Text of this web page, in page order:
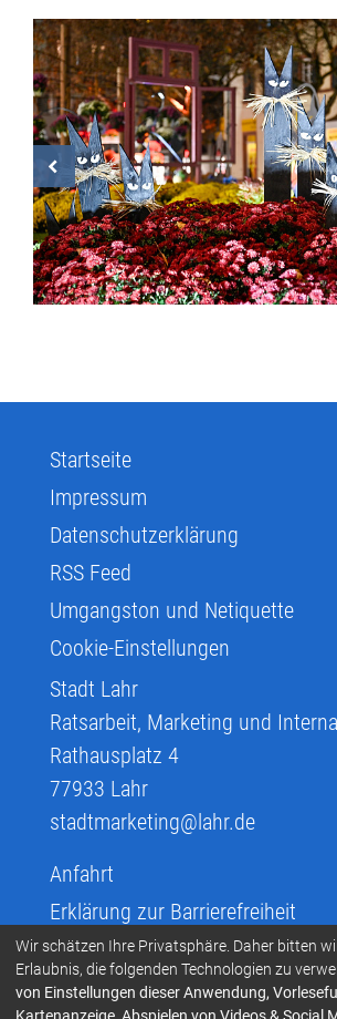
Startseite
Impressum
Datenschutzerklärung
RSS Feed
Umgangston und Netiquette
Cookie-Einstellungen
Stadt Lahr
Ratsarbeit, Marketing und
Rathausplatz 4
77933 Lahr
stadtmarketing@lahr.de
Anfahrt
Erklärung zur Barrierefreiheit
Infos zur Barrierefreiheit
Infos in Leichter Sprache
Wir schätzen Ihre Privatsphäre. Daher bitten
Erlaubnis, die folgenden Technologien zu
von Einstellungen dieser Anwendung,